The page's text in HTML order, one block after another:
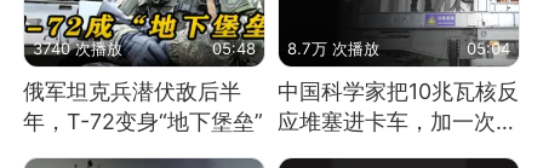
3740 次播放 05:48
俄军坦克兵潜伏敌后半
年，T-72变身“地下堡垒”
8.7万 次播放 05:04
中国科学家把10兆瓦核反
应堆塞进卡车，加一次燃
料能跑几十年